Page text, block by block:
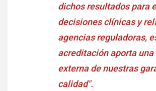
dichos resultados para
decisiones clínicas y
agencias reguladoras,
acreditación aporta
externa de nuestras
calidad".